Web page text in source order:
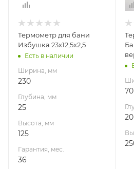
Гарантия, мес.
Термометр для бани
Избушка 23х12,5х2,5
Есть в наличии
Ширина, мм
230
Глубина, мм
25
Высота, мм
125
Гарантия, мес.
36
70
20